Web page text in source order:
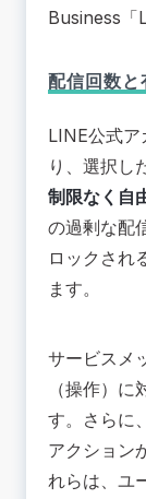
Business「
配信回数と
LINE公式ア
り、選択し
制限なく自
の過剰な配
ロックされ
ます。
サービスメ
（操作）に
す。さらに
アクション
れらは、ユ